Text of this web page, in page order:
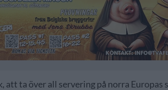
att ta över all servering på norra Europas